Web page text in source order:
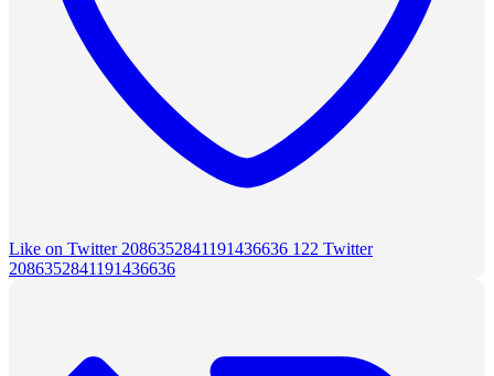
Like on Twitter 2086352841191436636 122 Twitter
2086352841191436636